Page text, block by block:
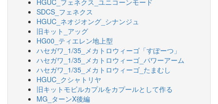
HGUC_フェネクス_ユニコーンモード
SDCS_フェネクス
HGUC_ネオジオング_シナンジュ
旧キット_アッグ
HG00_ティエレン地上型
ハセガワ_1/35_メカトロウィーゴ「すぽーつ」
ハセガワ_1/35_メカトロウィーゴ_パワーアーム
ハセガワ_1/35_メカトロウィーゴ_たまむし
HGUC_クシャトリヤ
旧キットモビルカプルをカプールとして作る
MG_ターンX後編